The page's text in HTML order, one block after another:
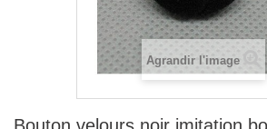
Agrandir l'image